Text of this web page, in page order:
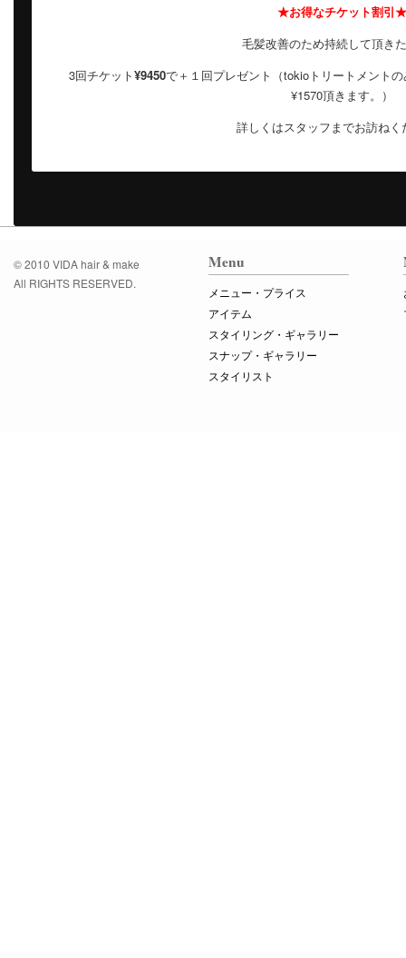
★お得なチケット割引★
毛髪改善のため持続して頂き
3回チケット¥9450で＋１回プレゼント（tokioトリートメント
¥1570頂きます。）
詳しくはスタッフまでお訪ねく
© 2010 VIDA hair & make
All RIGHTS RESERVED.
Menu
メニュー・プライス
アイテム
スタイリング・ギャラリー
スナップ・ギャラリー
スタイリスト